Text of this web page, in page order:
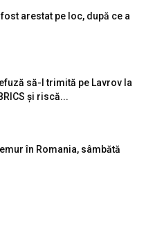
fost arestat pe loc, după ce a
să-l trimită pe Lavrov la
și riscă...
în Romania, sâmbătă